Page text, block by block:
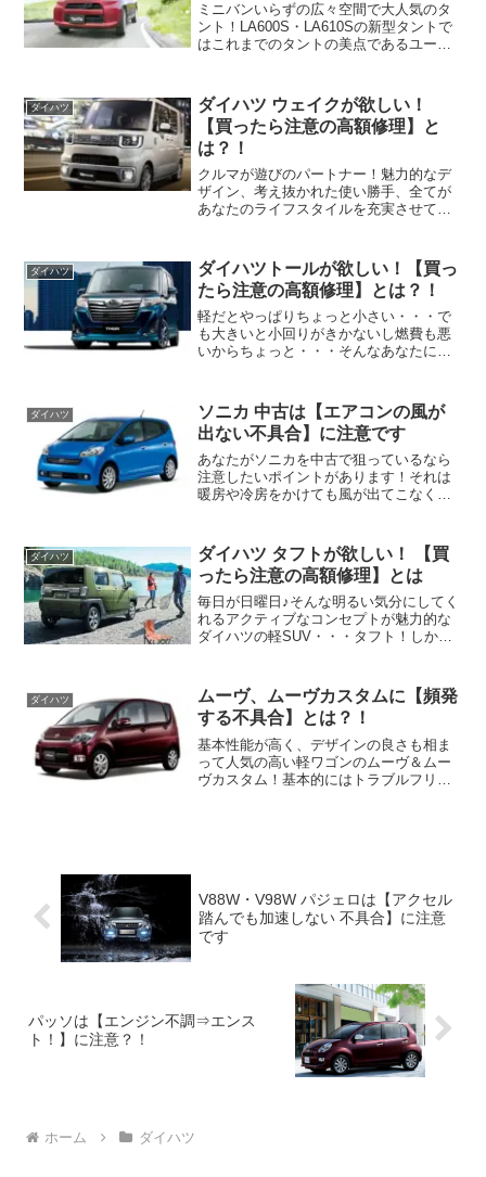
ミニバンいらずの広々空間で大人気のタ
ント！LA600S・LA610Sの新型タントで
はこれまでのタントの美点であるユーテ
術の採用とより魅力的なモデルになって
いる新型ダイハ...
ダイハツ
ダイハツ ウェイクが欲しい！
【買ったら注意の高額修理】と
は？！
クルマが遊びのパートナー！魅力的なデ
ザイン、考え抜かれた使い勝手、全てが
あなたのライフスタイルを充実させてく
イズミニバンのE52エルグランドを上回
る全高1835㎜もの...
ダイハツ
ダイハツトールが欲しい！【買っ
たら注意の高額修理】とは？！
軽だとやっぱりちょっと小さい・・・で
も大きいと小回りがきかないし燃費も悪
いからちょっと・・・そんなあなたにピ
はウォークスルーをはじめ使い勝手もバ
ツグン＾＾しかしあなた...
ダイハツ
ソニカ 中古は【エアコンの風が
出ない不具合】に注意です
あなたがソニカを中古で狙っているなら
注意したいポイントがあります！それは
暖房や冷房をかけても風が出てこなくな
ダイハツ
ダイハツ タフトが欲しい！ 【買
ったら注意の高額修理】とは
毎日が日曜日♪そんな明るい気分にしてく
れるアクティブなコンセプトが魅力的な
ダイハツの軽SUV・・・タフト！しかし
イントがあります！それはぶつけて壊す
と20万コースも覚悟の...
ダイハツ
ムーヴ、ムーヴカスタムに【頻発
する不具合】とは？！
基本性能が高く、デザインの良さも相ま
って人気の高い軽ワゴンのムーヴ＆ムー
ヴカスタム！基本的にはトラブルフリー
V88W・V98W パジェロは【アクセル
踏んでも加速しない 不具合】に注意
です
パッソは【エンジン不調⇒エンス
ト！】に注意？！
ホーム ダイハツ